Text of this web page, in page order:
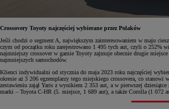
Crossovery Toyoty najczęściej wybierane przez Polaków
Jeśli chodzi o segment A, największym zainteresowaniem w maju
czym od początku roku zarejestrowano 1 495 tych aut, czyli o 252%
najmniejszy crossover w gamie Toyoty zajmuje obecnie drugie
najmniejszych samochodów.
Klienci indywidualni od stycznia do maja 2023 roku najczęściej
okresie aż 3 206 egzemplarzy tego miejskiego crossovera, co stanowi
zestawieniu zajął Yaris z wynikiem 2 353 aut, a w pierwszej dziesiątce
marki – Toyota C-HR (5. miejsce, 1 689 aut), a także Corolla (1 072